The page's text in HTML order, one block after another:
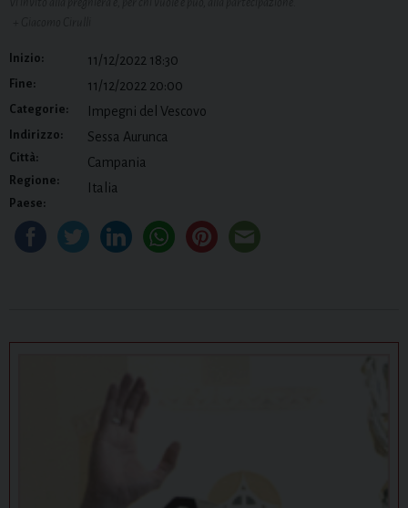
Inizio: 11/12/2022 18:30
Fine: 11/12/2022 20:00
Categorie: Impegni del Vescovo
Indirizzo:
Città:
Sessa Aurunca
Regione:
Campania
Paese:
Italia